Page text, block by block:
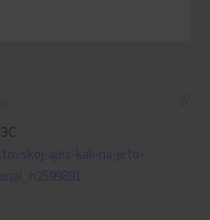
ajes-kak-na-jeto-